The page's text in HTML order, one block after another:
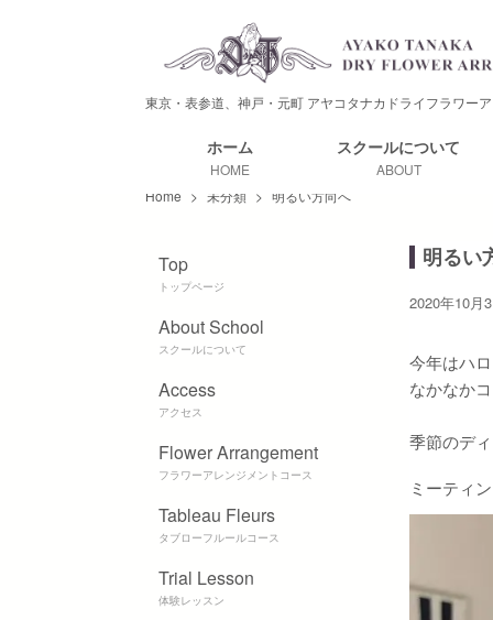
東京・表参道、神戸・元町 アヤコタナカドライフラワー
ホーム
HOME
スクールについて
ABOUT
Home > 未分類 > 明るい方向へ
明るい
2020年10月
今年はハ
なかなか
季節のデ
ミーティ
Top
トップページ
About School
スクールについて
Access
アクセス
Flower Arrangement
フラワーアレンジメントコース
Tableau Fleurs
タブローフルールコース
Trial Lesson
体験レッスン